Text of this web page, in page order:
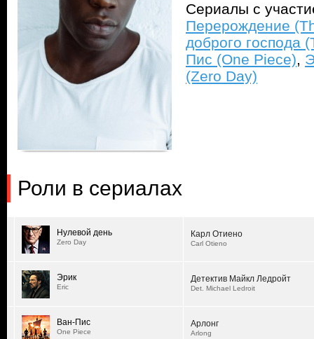
Сериалы с
Перерождение
доброго господа
Пис (One Piece),
(Zero Day)
Роли в сериалах
Нулевой день
Zero Day
Карл Отиено
Carl Otieno
Эрик
Eric
Детектив Майкл Ледройт
Det. Michael Ledroit
Ван-Пис
One Piece
Арлонг
Arlong